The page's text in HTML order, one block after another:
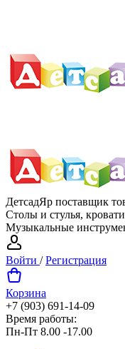
ДетсадЯр поставщик
Столы и стулья,
Музыкальные
Войти /Регистрация
Корзина
+7 (903) 691-14-09
Время работы:
Пн-Пт 8.00 -17.00